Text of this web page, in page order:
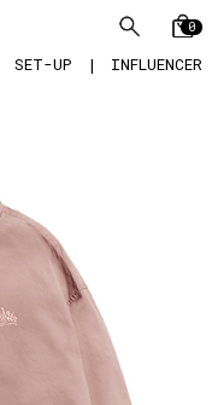
0
SET-UP | INFLUENCER